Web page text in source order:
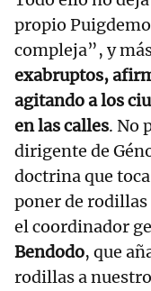
propio
compleja”, y
exabruptos,
agitando a los
en las calles. No
dirigente de
doctrina que
poner de rodillas
el coordinador
Bendodo, que
rodillas a